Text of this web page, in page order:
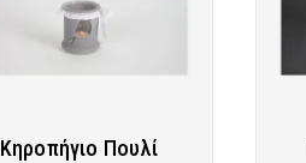
Κηροπήγιο Πουλί